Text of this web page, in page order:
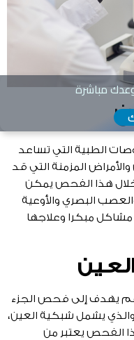
مباشرة
الطبية التي تساعد
المزمنة التي قد
خلال هذا الفحص يمكن
البصري والأوعية
مبكرا وعلاجها
يهدف إلى فحص الجزء
يشمل شبكية العين،
الفحص يعتبر من